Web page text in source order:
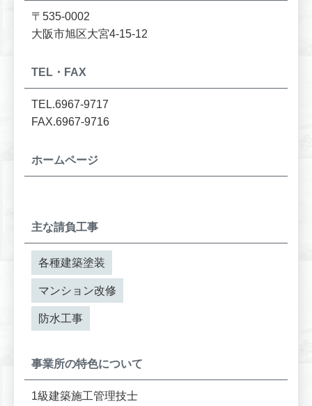
〒535-0002
大阪市旭区大宮4-15-12
TEL・FAX
TEL.6967-9717
FAX.6967-9716
ホームページ
主な請負工事
各種建築塗装
マンション改修
防水工事
事業所の特色について
1級建築施工管理技士